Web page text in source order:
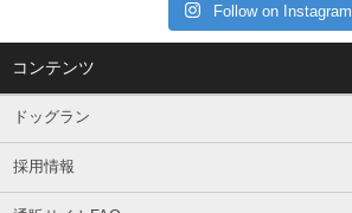
Follow on Instagram
コンテンツ
ドッグラン
採用情報